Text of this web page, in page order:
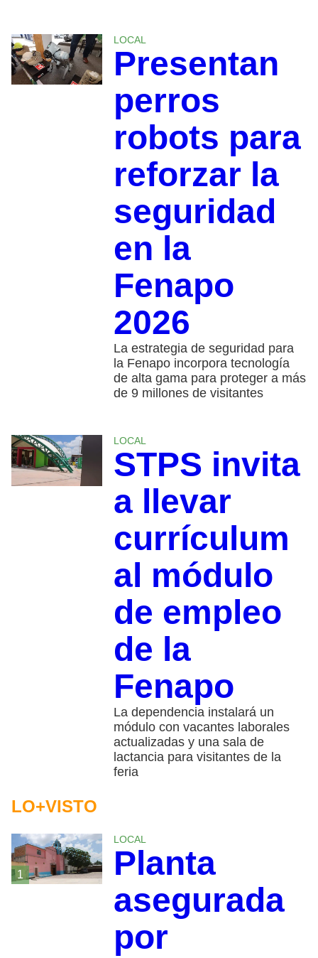
LOCAL
Presentan
perros
robots para
reforzar la
seguridad
en la
Fenapo
2026
La estrategia de seguridad para
la Fenapo incorpora tecnología
de alta gama para proteger a más
de 9 millones de visitantes
LOCAL
STPS invita
a llevar
currículum
al módulo
de empleo
de la
Fenapo
La dependencia instalará un
módulo con vacantes laborales
actualizadas y una sala de
lactancia para visitantes de la
feria
LO+VISTO
1
LOCAL
Planta
asegurada
por